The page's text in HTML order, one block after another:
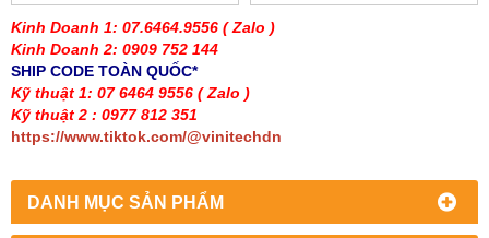
Kinh Doanh 1: 07.6464.9556 ( Zalo )
Kinh Doanh 2: 0909 752 144
SHIP CODE TOÀN QUỐC*
Kỹ thuật 1: 07 6464 9556 ( Zalo )
Kỹ thuật 2 : 0977 812 351
https://www.tiktok.com/@vinitechdn
DANH MỤC SẢN PHẨM